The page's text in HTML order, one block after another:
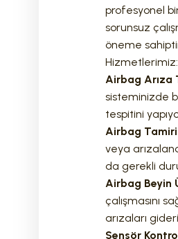
profesyonel
sorunsuz
öneme
Hizmetlerimiz:
Airbag Arıza
sisteminizde
tespitini
Airbag Tamiri
veya
da gerekli
Airbag Beyin
çalışmasını
arızaları
Sensör